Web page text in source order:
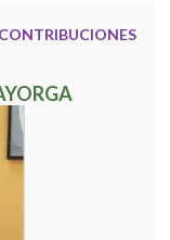
CONTRIBUCIONES